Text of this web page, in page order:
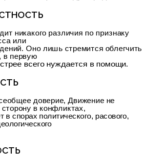
никакого различия по признаку
или
Оно лишь стремится облегчить
в первую
всего нуждается в помощи.
доверие, Движение не
в конфликтах,
в спорах политического, расового,